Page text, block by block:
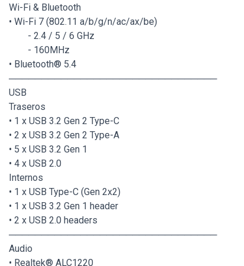
Wi-Fi & Bluetooth
• Wi-Fi 7 (802.11 a/b/g/n/ac/ax/be)
- 2.4 / 5 / 6 GHz
- 160MHz
• Bluetooth® 5.4
────────────────────────────────
USB
Traseros
• 1 x USB 3.2 Gen 2 Type-C
• 2 x USB 3.2 Gen 2 Type-A
• 5 x USB 3.2 Gen 1
• 4 x USB 2.0
Internos
• 1 x USB Type-C (Gen 2x2)
• 1 x USB 3.2 Gen 1 header
• 2 x USB 2.0 headers
────────────────────────────────
Audio
• Realtek® ALC1220